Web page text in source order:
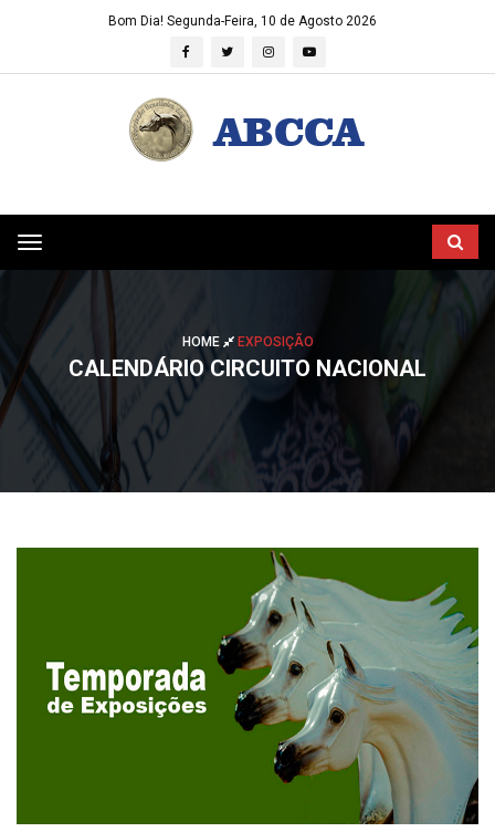
Bom Dia! Segunda-Feira, 10 de Agosto 2026
Toggle
navigation
HOME EXPOSIÇÃO
CALENDÁRIO CIRCUITO NACIONAL